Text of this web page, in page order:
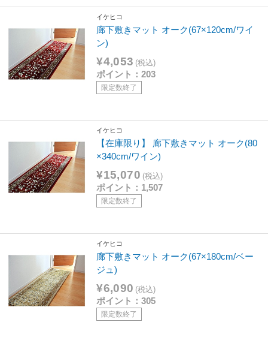
イケヒコ
廊下敷きマット オーク(67×120cm/ワイ
ン)
¥4,053 (税込)
ポイント：203
限定数終了
イケヒコ
【在庫限り】 廊下敷きマット オーク(80
×340cm/ワイン)
¥15,070 (税込)
ポイント：1,507
限定数終了
イケヒコ
廊下敷きマット オーク(67×180cm/ベー
ジュ)
¥6,090 (税込)
ポイント：305
限定数終了